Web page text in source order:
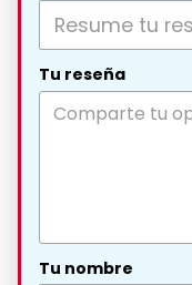
Tu reseña
Tu nombre